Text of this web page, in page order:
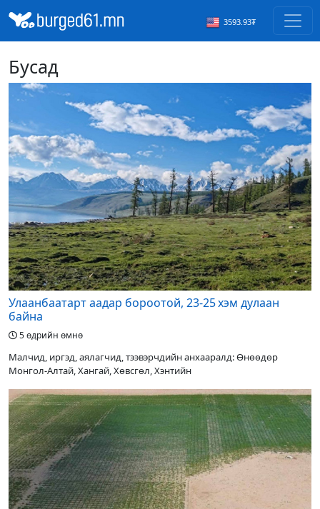
3593.93₮
Бусад
Улаанбаатарт аадар бороотой, 23-25 хэм дулаан
байна
5 өдрийн өмнө
Малчид, иргэд, аялагчид, тээвэрчдийн анхааралд: Өнөөдөр
Монгол-Алтай, Хангай, Хөвсгөл, Хэнтийн